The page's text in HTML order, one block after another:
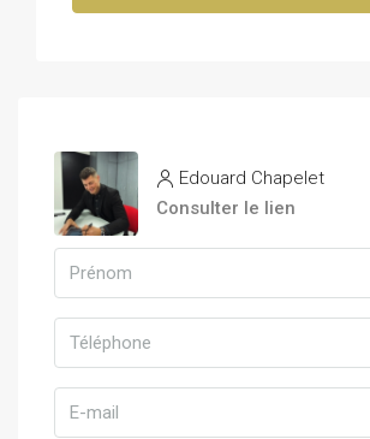
Edouard Chapelet
Consulter le lien